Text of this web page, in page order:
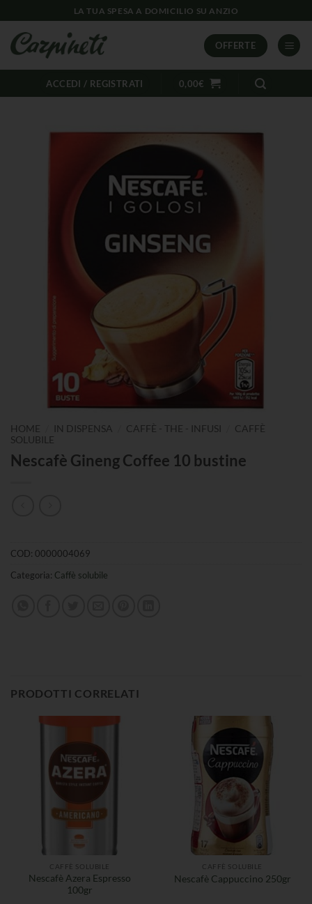
LA TUA SPESA A DOMICILIO SU ANZIO
OFFERTE
ACCEDI / REGISTRATI 0,00€
HOME IN DISPENSA CAFFÈ - THE - INFUSI
CAFFÈ
SOLUBILE
Nescafè Gineng Coffee 10 bustine
COD: 0000004069
Categoria: Caffè solubile
PRODOTTI CORRELATI
CAFFÈ SOLUBILE
Nescafè Azera Espresso
100gr
CAFFÈ SOLUBILE
Nescafè Cappuccino 250gr